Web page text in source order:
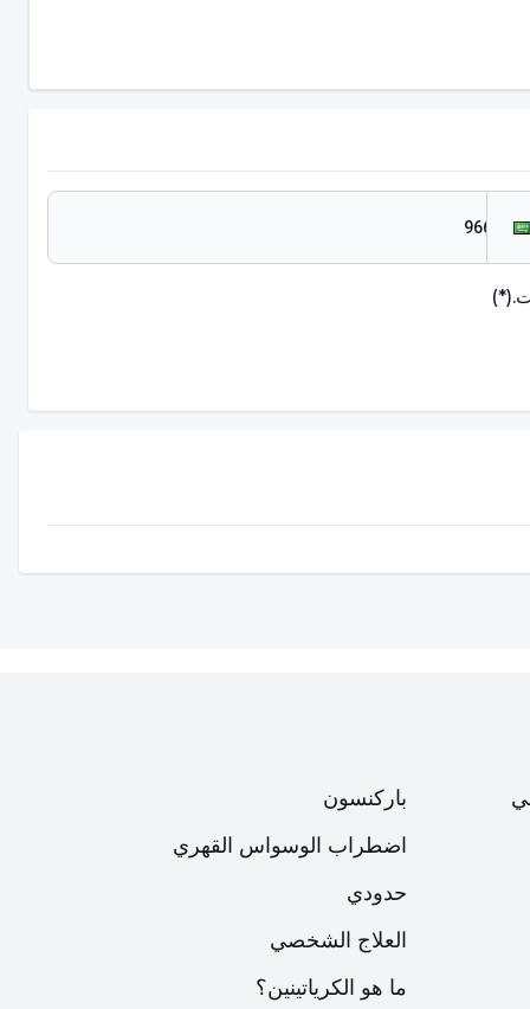
(*)
باركنسون
اضطراب الوسواس القهري
حدودي
العلاج الشخصي
ما هو الكرياتينين؟